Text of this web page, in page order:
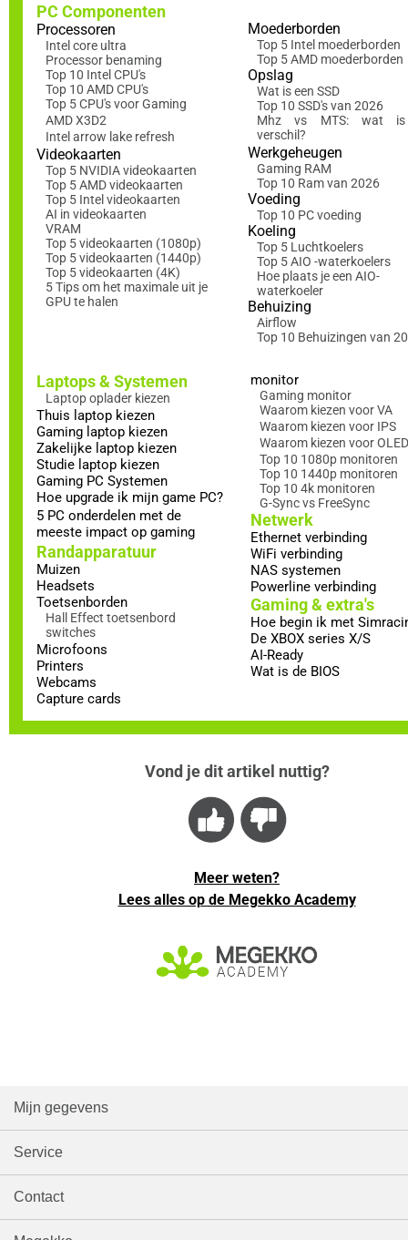
PC Componenten
Processoren
Intel core ultra
Processor benaming
Top 10 Intel CPU's
Top 10 AMD CPU's
Top 5 CPU's voor Gaming
AMD X3D2
Intel arrow lake refresh
Videokaarten
Top 5 NVIDIA videokaarten
Top 5 AMD videokaarten
Top 5 Intel videokaarten
AI in videokaarten
VRAM
Top 5 videokaarten (1080p)
Top 5 videokaarten (1440p)
Top 5 videokaarten (4K)
5 Tips om het maximale uit je
GPU te halen
Moederborden
Top 5 Intel moederborden
Top 5 AMD moederborden
Opslag
Wat is een SSD
Top 10 SSD's van 2026
Mhz vs MTS: wat
verschil?
Werkgeheugen
Gaming RAM
Top 10 Ram van 2026
Voeding
Top 10 PC voeding
Koeling
Top 5 Luchtkoelers
Top 5 AIO -waterkoelers
Hoe plaats je een AIO-
waterkoeler
Behuizing
Airflow
Top 10 Behuizingen van
Laptops & Systemen
Laptop oplader kiezen
Thuis laptop kiezen
Gaming laptop kiezen
Zakelijke laptop kiezen
Studie laptop kiezen
Gaming PC Systemen
Hoe upgrade ik mijn game PC?
5 PC onderdelen met de
meeste impact op gaming
Randapparatuur
Muizen
Headsets
Toetsenborden
Hall Effect toetsenbord
switches
Microfoons
Printers
Webcams
Capture cards
monitor
Gaming monitor
Waarom kiezen voor VA
Waarom kiezen voor IPS
Waarom kiezen voor OLED
Top 10 1080p monitoren
Top 10 1440p monitoren
Top 10 4k monitoren
G-Sync vs FreeSync
Netwerk
Ethernet verbinding
WiFi verbinding
NAS systemen
Powerline verbinding
Gaming & extra's
Hoe begin ik met
De XBOX series X/S
AI-Ready
Wat is de BIOS
Vond je dit artikel nuttig?
Meer weten?
Lees alles op de Megekko Academy
Mijn gegevens
Service
Contact